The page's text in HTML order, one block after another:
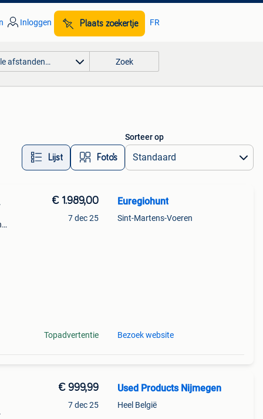
Inloggen Plaats zoekertje FR
afstanden… Zoek
Lijst Foto’s
Sorteer op
€ 1.989,00
7 dec 25
Topadvertentie
Euregiohunt
Sint-Martens-Voeren
Bezoek website
€ 999,99
7 dec 25
Used Products Nijmegen
Heel België